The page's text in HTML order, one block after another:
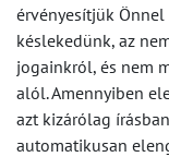
érvényesítjük
késlekedünk, az
jogainkról, és nem
alól. Amennyiben
azt kizárólag
automatikusan